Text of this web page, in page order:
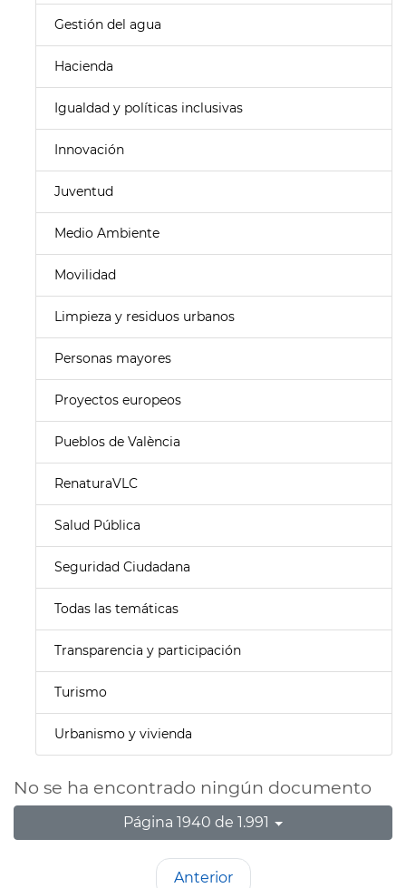
Gestión del agua
Hacienda
Igualdad y políticas inclusivas
Innovación
Juventud
Medio Ambiente
Movilidad
Limpieza y residuos urbanos
Personas mayores
Proyectos europeos
Pueblos de València
RenaturaVLC
Salud Pública
Seguridad Ciudadana
Todas las temáticas
Transparencia y participación
Turismo
Urbanismo y vivienda
No se ha encontrado ningún documento
Página 1940 de 1.991
Anterior